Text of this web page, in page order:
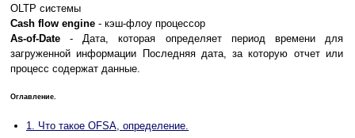
OLTP системы
Cash flow engine - кэш-флоу процессор
As-of-Date - Дата, которая определяет период времени для
загруженной информации Последняя дата, за которую отчет или
процесс содержат данные.
Оглавление.
1. Что такое OFSA, определение.